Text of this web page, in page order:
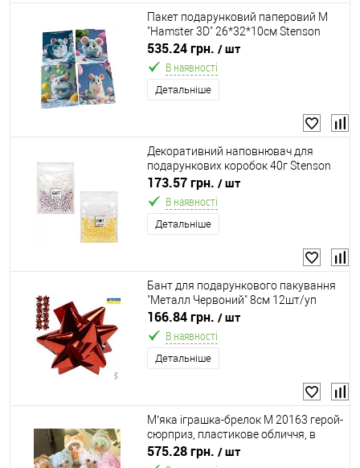
Пакет подарунковий паперовий M
"Hamster 3D" 26*32*10см Stenson
R34518-M
535.24 грн. / шт
В наявності
Детальніше
Декоративний наповнювач для
подарункових коробок 40г Stenson
R96452
173.57 грн. / шт
В наявності
Детальніше
Бант для подарункового пакування
"Металл Червоний" 8см 12шт/уп
Stenson 4-Red
166.84 грн. / шт
В наявності
Детальніше
М’яка іграшка-брелок M 20163 герой-
сюрприз, пластикове обличчя, в
пакеті, в коробці, ВИДАЄТЬСЯ МІКС
ВИДІВ
575.28 грн. / шт